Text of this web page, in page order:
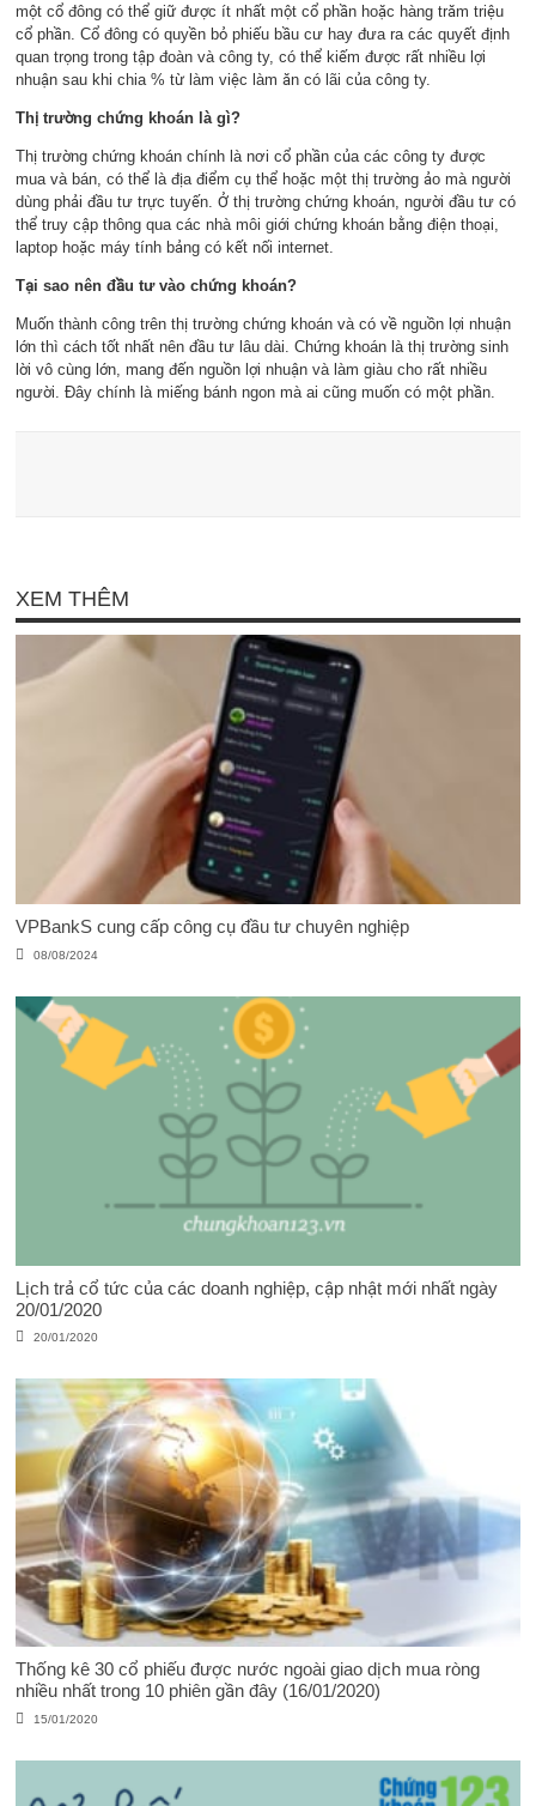
một cổ đông có thể giữ được ít nhất một cổ phần hoặc hàng trăm triệu
cổ phần. Cổ đông có quyền bỏ phiếu bầu cư hay đưa ra các quyết định
quan trọng trong tập đoàn và công ty, có thể kiếm được rất nhiều lợi
nhuận sau khi chia % từ làm việc làm ăn có lãi của công ty.
Thị trường chứng khoán là gì?
Thị trường chứng khoán chính là nơi cổ phần của các công ty được
mua và bán, có thể là địa điểm cụ thể hoặc một thị trường ảo mà người
dùng phải đầu tư trực tuyến. Ở thị trường chứng khoán, người đầu tư có
thể truy cập thông qua các nhà môi giới chứng khoán bằng điện thoại,
laptop hoặc máy tính bảng có kết nối internet.
Tại sao nên đầu tư vào chứng khoán?
Muốn thành công trên thị trường chứng khoán và có về nguồn lợi nhuận
lớn thì cách tốt nhất nên đầu tư lâu dài. Chứng khoán là thị trường sinh
lời vô cùng lớn, mang đến nguồn lợi nhuận và làm giàu cho rất nhiều
người. Đây chính là miếng bánh ngon mà ai cũng muốn có một phần.
XEM THÊM
VPBankS cung cấp công cụ đầu tư chuyên nghiệp
08/08/2024
Lịch trả cổ tức của các doanh nghiệp, cập nhật mới nhất ngày
20/01/2020
20/01/2020
Thống kê 30 cổ phiếu được nước ngoài giao dịch mua ròng
nhiều nhất trong 10 phiên gần đây (16/01/2020)
15/01/2020